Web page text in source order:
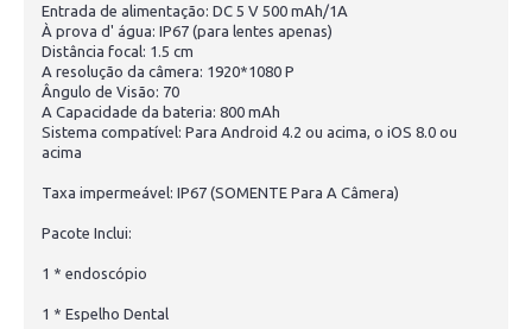
Entrada de alimentação: DC 5 V 500 mAh/1A
À prova d' água: IP67 (para lentes apenas)
Distância focal: 1.5 cm
A resolução da câmera: 1920*1080 P
Ângulo de Visão: 70
A Capacidade da bateria: 800 mAh
Sistema compatível: Para Android 4.2 ou acima, o iOS 8.0 ou
acima
Taxa impermeável: IP67 (SOMENTE Para A Câmera)
Pacote Inclui:
1 * endoscópio
1 * Espelho Dental